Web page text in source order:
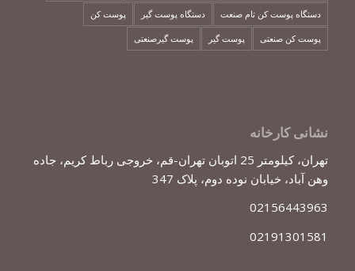
دستگاه پوست کن تام صنعت دستگاه پوست گیر پوست کن
پوست کن صنعتی پوست گیر پوست گیرصنعتی
نشانی کارخانه
تهران، کیلومتر 25 اتوبان تهران-قم، خروجی رباط کریم، جاده
وهن آباد، خیابان نوده دوم، پلاک 347
02156443963
02191301581